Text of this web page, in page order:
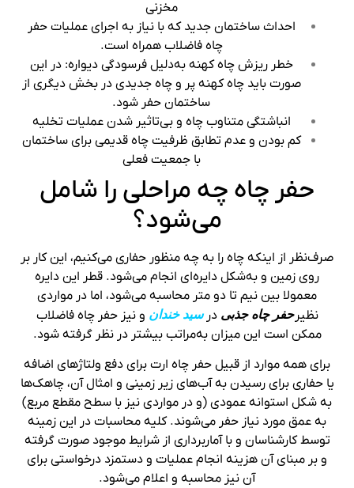
مخزنی
احداث ساختمان جدید که با نیاز به اجرای عملیات حفر
چاه فاضلاب همراه است.
خطر ریزش چاه کهنه به‌دلیل فرسودگی دیواره‌: در این
صورت باید چاه کهنه پر و چاه جدیدی در بخش دیگری از
ساختمان حفر شود.
انباشتگی متناوب چاه و بی‌تاثیر شدن عملیات تخلیه
کم بودن و عدم تطابق ظرفیت چاه قدیمی برای ساختمان
با جمعیت فعلی
حفر چاه چه مراحلی را شامل
می‌شود؟
صرف‌نظر از اینکه چاه را به چه منظور حفاری می‌کنیم، این کار بر
روی زمین و به‌شکل دایره‌ای انجام می‌شود. قطر این دایره
معمولا بین نیم تا دو متر محاسبه می‌شود، اما در مواردی
نظیرحفر چاه جذبی درسید خندان و نیز حفر چاه فاضلاب
ممکن است این میزان به‌مراتب بیشتر در نظر گرفته شود.
برای همه موارد از قبیل حفر چاه ارت برای دفع ولتاژهای اضافه
یا حفاری برای رسیدن به آب‌های زیر زمینی و امثال آن، چاهک‌ها
به شکل استوانه عمودی (و در مواردی نیز با سطح مقطع مربع)
به عمق مورد نیاز حفر می‌شوند. کلیه محاسبات در این زمینه
توسط کارشناسان و با آماربرداری از شرایط موجود صورت گرفته
و بر مبنای آن هزینه انجام عملیات و دستمزد درخواستی برای
آن نیز محاسبه و اعلام می‌شود.